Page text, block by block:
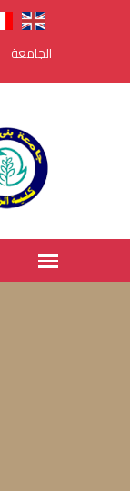
الجامعة